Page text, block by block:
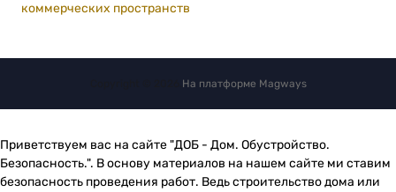
коммерческих пространств
На платформе Magways
Приветствуем вас на сайте "ДОБ - Дом. Обустройство.
Безопасность.". В основу материалов на нашем сайте ми ставим
безопасность проведения работ. Ведь строительство дома или